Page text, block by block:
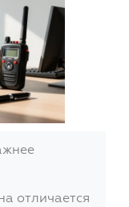
отличается